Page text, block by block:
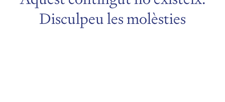
Disculpeu les molèsties